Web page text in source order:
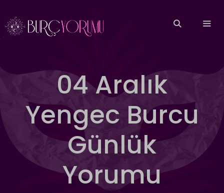
atla
04 Aralık
Yengec Burcu
Günlük
Yorumu